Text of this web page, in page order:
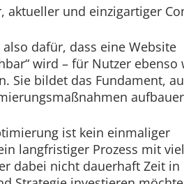
aktueller und einzigartiger
also dafür, dass eine Website
wird – für Nutzer ebenso
Sie bildet das Fundament,
ist kein einmaliger
langfristiger Prozess mit
dabei nicht dauerhaft Zeit in